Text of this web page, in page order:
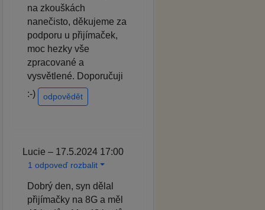
na zkouškách
nanečisto, děkujeme za
podporu u přijímaček,
moc hezky vše
zpracované a
vysvětlené. Doporučuji
:-)
odpovědět
Lucie – 17.5.2024 17:00
1 odpoveď rozbalit
Dobrý den, syn dělal
přijímačky na 8G a měl